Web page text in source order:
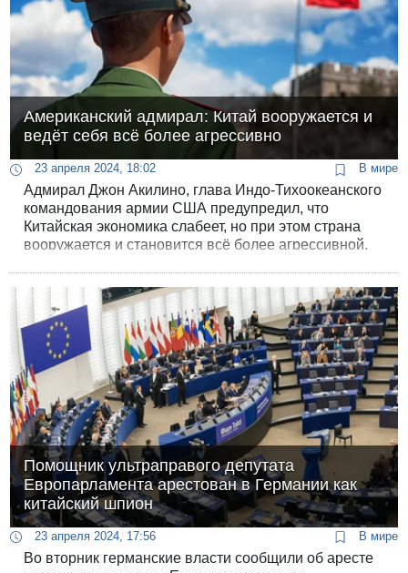
Американский адмирал: Китай вооружается и
ведёт себя всё более агрессивно
23 апреля 2024, 18:02 В мире
Адмирал Джон Акилино, глава Индо-Тихоокеанского
командования армии США предупредил, что
Китайская экономика слабеет, но при этом страна
вооружается и становится всё более агрессивной.
Помощник ультраправого депутата
Европарламента арестован в Германии как
китайский шпион
23 апреля 2024, 17:56 В мире
Во вторник германские власти сообщили об аресте